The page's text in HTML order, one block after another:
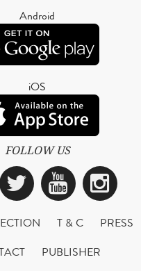
Android
iOS
FOLLOW US
Twitter
T & C
PRESS
PUBLISHER